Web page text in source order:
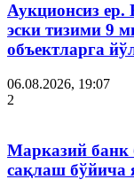
Аукционсиз
эски тизими 9
объектларга
06.08.2026, 19:07
2
Марказий банк
сақлаш бўйича